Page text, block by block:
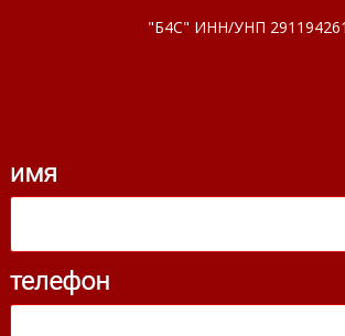
"Б4С" ИНН/УНП 291194261